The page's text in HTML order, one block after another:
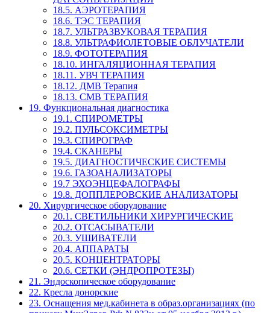
18.5. АЭРОТЕРАПИЯ
18.6. ТЭС ТЕРАПИЯ
18.7. УЛЬТРАЗВУКОВАЯ ТЕРАПИЯ
18.8. УЛЬТРАФИОЛЕТОВЫЕ ОБЛУЧАТЕЛИ
18.9. ФОТОТЕРАПИЯ
18.10. ИНГАЛЯЦИОННАЯ ТЕРАПИЯ
18.11. УВЧ ТЕРАПИЯ
18.12. ДМВ Терапия
18.13. СМВ ТЕРАПИЯ
19. Функциональная диагностика
19.1. СПИРОМЕТРЫ
19.2. ПУЛЬСОКСИМЕТРЫ
19.3. СПИРОГРАФ
19.4. СКАНЕРЫ
19.5. ДИАГНОСТИЧЕСКИЕ СИСТЕМЫ
19.6. ГАЗОАНАЛИЗАТОРЫ
19.7 ЭХОЭНЦЕФАЛОГРАФЫ
19.8. ДОППЛЕРОВСКИЕ АНАЛИЗАТОРЫ
20. Хирургическое оборудование
20.1. СВЕТИЛЬНИКИ ХИРУРГИЧЕСКИЕ
20.2. ОТСАСЫВАТЕЛИ
20.3. УШИВАТЕЛИ
20.4. АППАРАТЫ
20.5. КОНЦЕНТРАТОРЫ
20.6. СЕТКИ (ЭНДРОПРОТЕЗЫ)
21. Эндоскопическое оборудование
22. Кресла донорские
23. Оснащения мед.кабинета в образ.организациях (по